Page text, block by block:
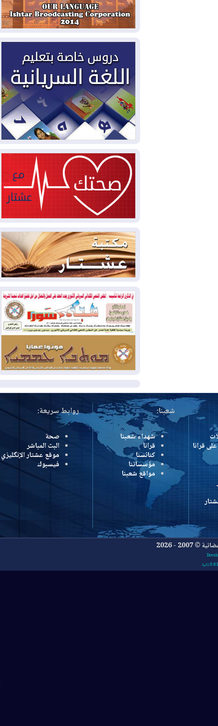
2026-08-04سومو: إنتاج النفط في إقليم
كوردستان انخفض إلى أقل من 10%
ملفات حقبة الكاظمي تعود إلى
الواجهة.. أنباء عن مراجعات قضائية
وتحقيقات أوسع في قضايا فساد
2026-08-04بيترو يشكو تزوير الانتخابات
الرئاسية ويحذر من "حرب أهلية" في
كولومبيا
2026-08-03رئيس إقليم كوردستان في
2026-08-03
العراق يؤكد مجدداً التزامه
بمنع الهجمات على الدول المجاورة
2026-08-03
العجز والاقتراض يطوقان
المالية العراقية.. اقتراض يتجاوز 3 تريليونات
دينار!
2026-08-03كوبا تغرق في الظلام مجددا
وانهيار الشبكة الكهربائية
2026-08-03
أوامر بإجلاء 60 ألف شخص
بسبب الحرائق في ولاية واشنطن
2026-08-02
مشروع "حسابي" يُمهل
الموظفين حتى نهاية أغسطس لاستلام
بطاقاتهم المصرفية
2026-08-02دمشق وعمّان تحذران بغداد:
أي هجوم من أراضي العراق سيواجه برد
المزيد
شعبنا:
شهداء شعبنا
قرانا
كنائسنا
مؤسساتنا
مواقع شعبنا
روابط سريعة:
صحة
البث المباشر
موقع عشتار الإنگليزي
فيسبوك
2026